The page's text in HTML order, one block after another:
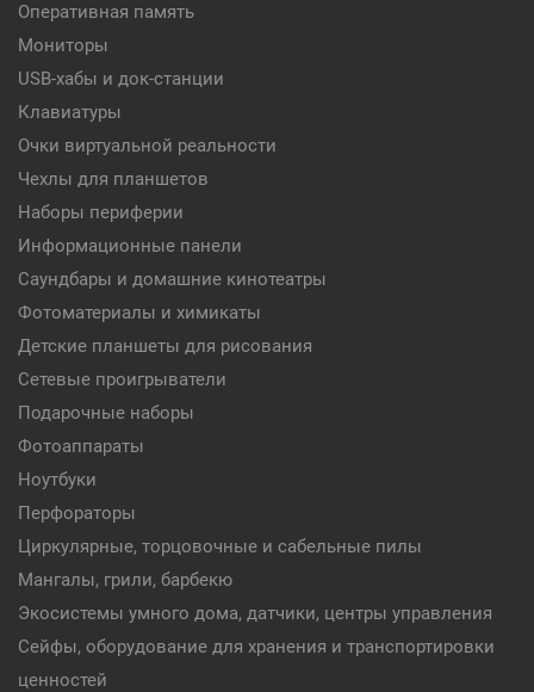
Оперативная память
Мониторы
USB-хабы и док-станции
Клавиатуры
Очки виртуальной реальности
Чехлы для планшетов
Наборы периферии
Информационные панели
Саундбары и домашние кинотеатры
Фотоматериалы и химикаты
Детские планшеты для рисования
Сетевые проигрыватели
Подарочные наборы
Фотоаппараты
Ноутбуки
Перфораторы
Циркулярные, торцовочные и сабельные пилы
Мангалы, грили, барбекю
Экосистемы умного дома, датчики, центры управления
Сейфы, оборудование для хранения и транспортировки
ценностей